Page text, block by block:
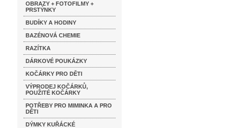
OBRAZY + FOTOFILMY +
PRSTÝNKY
BUDÍKY A HODINY
BAZÉNOVÁ CHEMIE
RAZÍTKA
DÁRKOVÉ POUKÁZKY
KOČÁRKY PRO DĚTI
VÝPRODEJ KOČÁRKŮ,
POUŽITÉ KOČÁRKY
POTŘEBY PRO MIMINKA A PRO
DĚTI
DÝMKY KUŘÁCKÉ